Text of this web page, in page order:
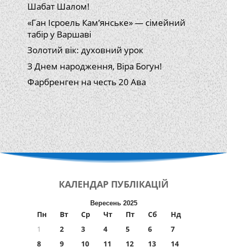
Шабат Шалом!
«Ган Ісроель Кам’янське» — сімейний
табір у Варшаві
Золотий вік: духовний урок
З Днем народження, Віра Богун!
Фарбренген на честь 20 Ава
КАЛЕНДАР ПУБЛІКАЦІЙ
Вересень 2025
Пн Вт Ср Чт Пт Сб
Нд
1
2 3 4 5 6
7
8
9 10 11 12 13
14